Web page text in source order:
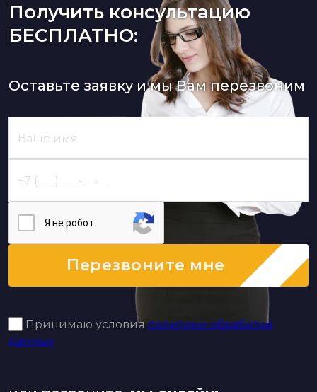
Получить консультацию
БЕСПЛАТНО:
Оставьте заявку и мы Вам перезвоним
Я нe poбoт
Перезвоните мне
Принимаю условия политики обработки
данных